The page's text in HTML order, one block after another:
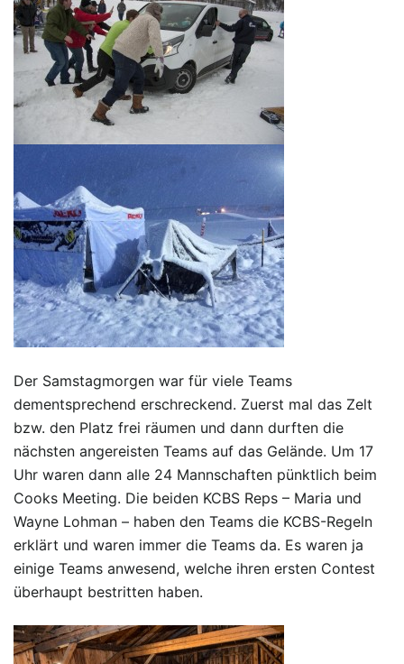
Der Samstagmorgen war für viele Teams
dementsprechend erschreckend. Zuerst mal das Zelt
bzw. den Platz frei räumen und dann durften die
nächsten angereisten Teams auf das Gelände. Um 17
Uhr waren dann alle 24 Mannschaften pünktlich beim
Cooks Meeting. Die beiden KCBS Reps – Maria und
Wayne Lohman – haben den Teams die KCBS-Regeln
erklärt und waren immer die Teams da. Es waren ja
einige Teams anwesend, welche ihren ersten Contest
überhaupt bestritten haben.